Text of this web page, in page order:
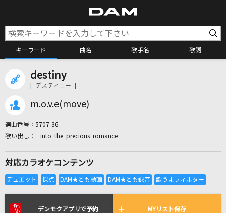
キーワード 曲名 歌手名 歌詞
カラオケ店舗検索
全国りれき
リアルタイムで歌われている曲の一覧
destiny
[ デスティニー ]
m.o.v.e(move)
選曲番号： 5707-36
into the precious romance
対応カラオケコンテンツ
デンモクアプリで予約 MYリスト保存